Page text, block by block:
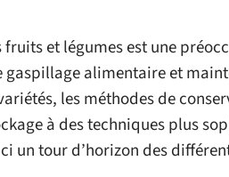
fruits et légumes est une
alimentaire et
les méthodes de
à des techniques plus
un tour d’horizon des